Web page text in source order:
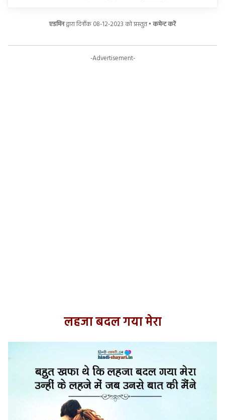
एडमिनद्वारा दिनाँक 08-12-2023 को प्रस्तुत •कमेन्ट करें
-Advertisement-
लहजा बदल गया मेरा